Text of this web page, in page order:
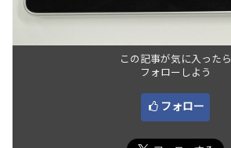
この記事が気に入ったら
フォローしよう
フォロー